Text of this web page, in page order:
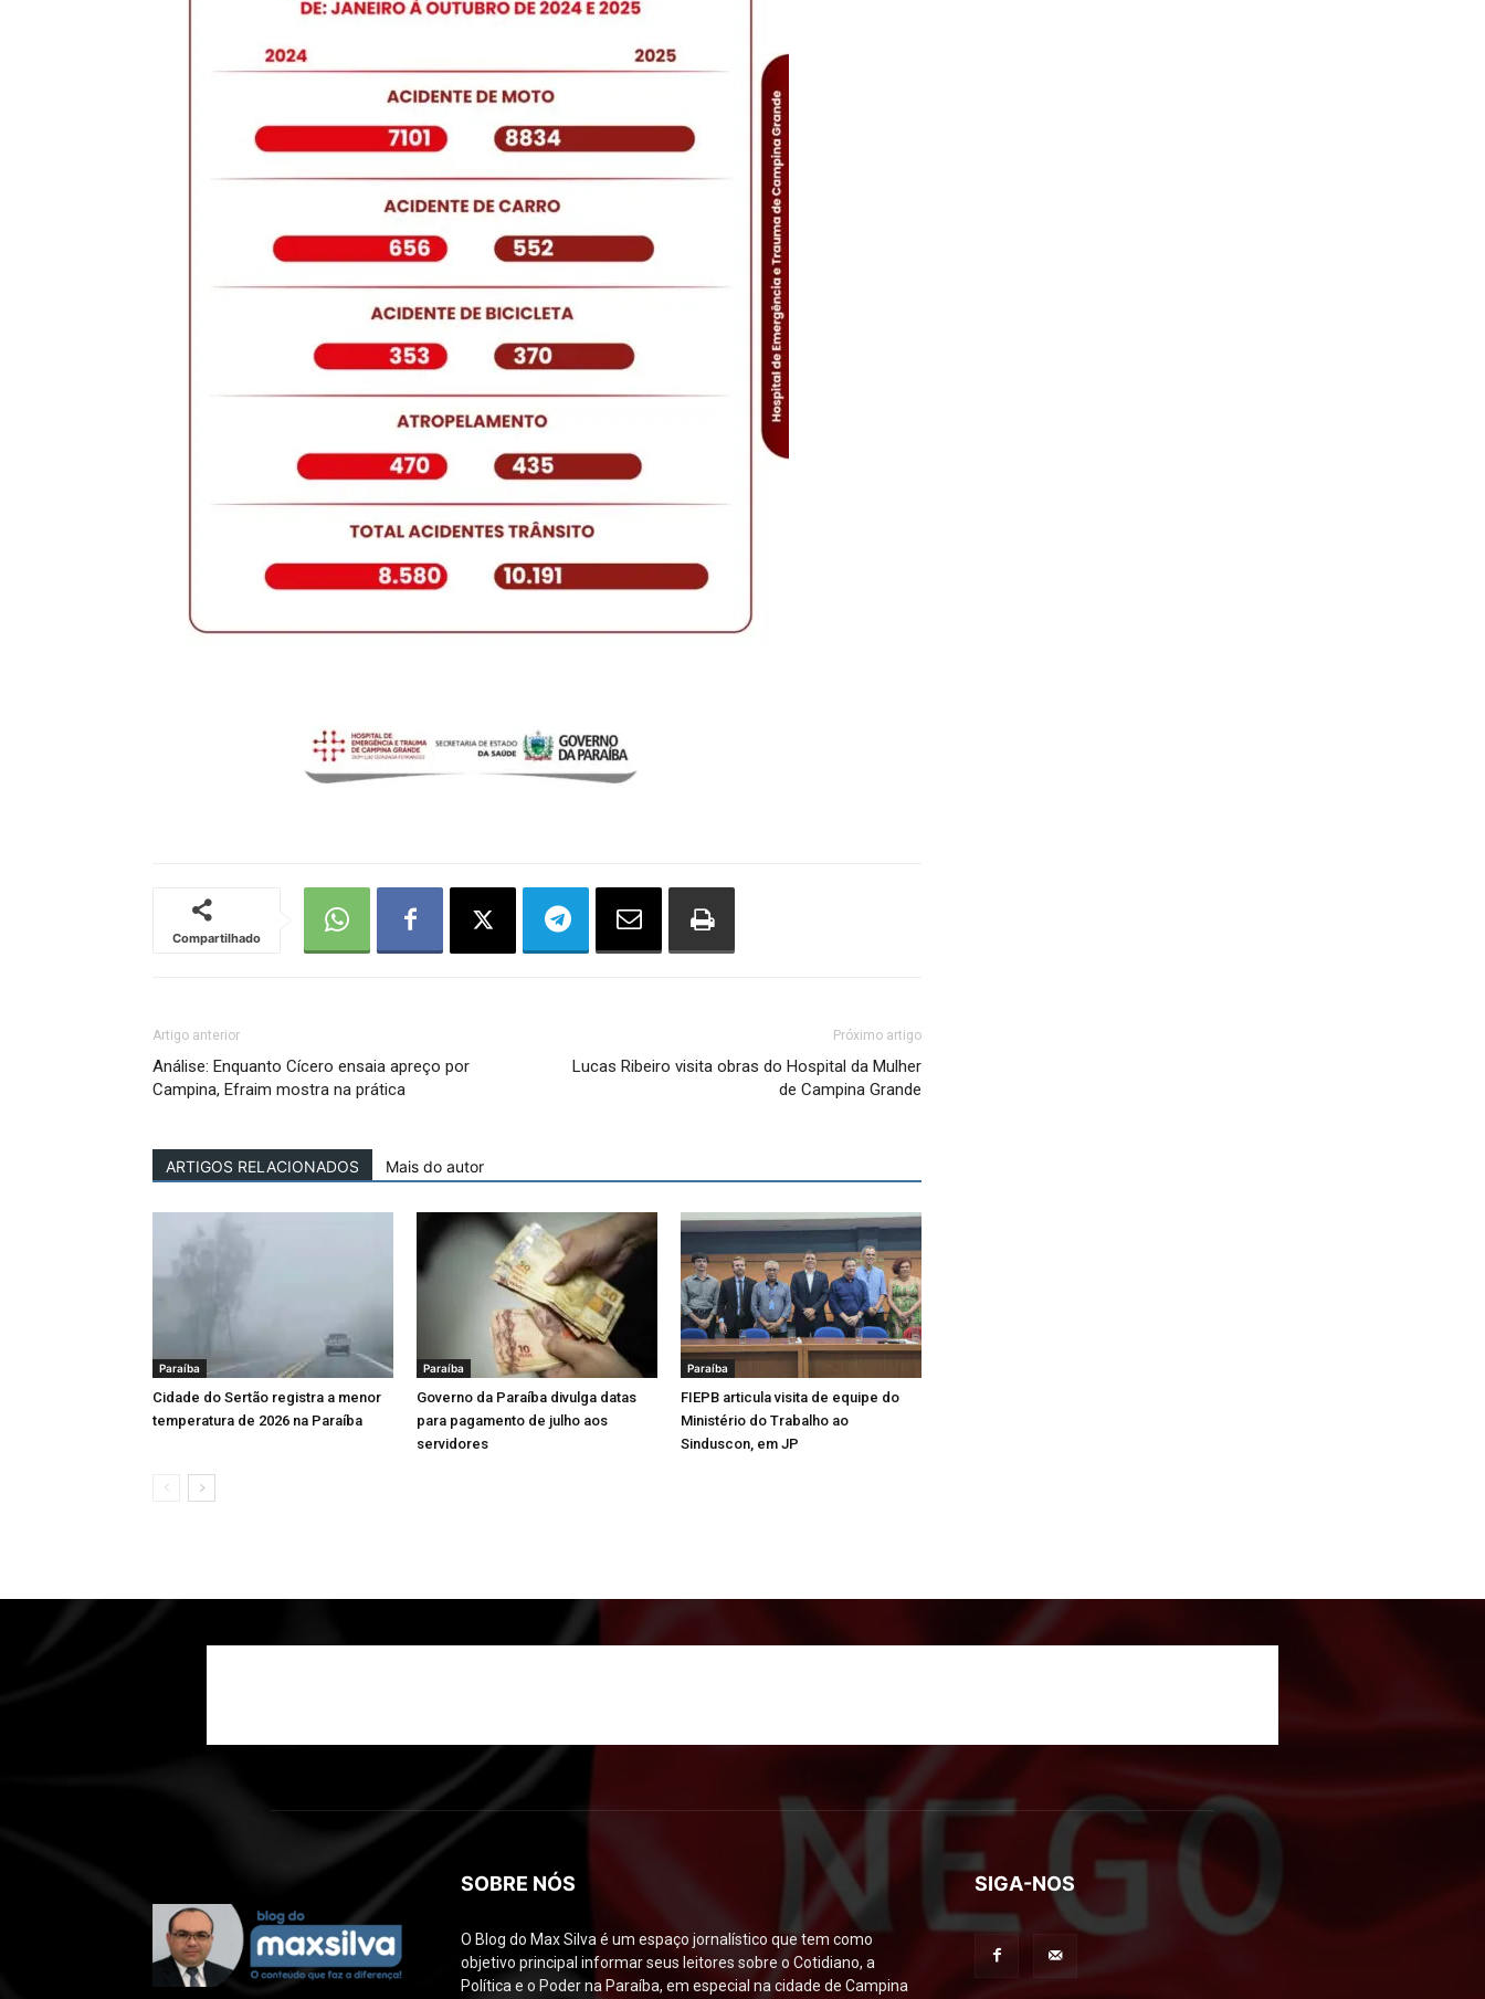
Compartilhado
Artigo anterior
Análise: Enquanto Cícero ensaia apreço por
Campina, Efraim mostra na prática
Próximo artigo
Lucas Ribeiro visita obras do Hospital da Mulher
de Campina Grande
ARTIGOS RELACIONADOS Mais do autor
Paraíba
Cidade do Sertão registra a menor
temperatura de 2026 na Paraíba
Paraíba
Governo da Paraíba divulga datas
para pagamento de julho aos
servidores
Paraíba
FIEPB articula visita de equipe do
Ministério do Trabalho ao
Sinduscon, em JP
SOBRE NÓS
O Blog do Max Silva é um espaço jornalístico que tem como
objetivo principal informar seus leitores sobre o Cotidiano, a
Política e o Poder na Paraíba, em especial na cidade de Campina
SIGA-NOS